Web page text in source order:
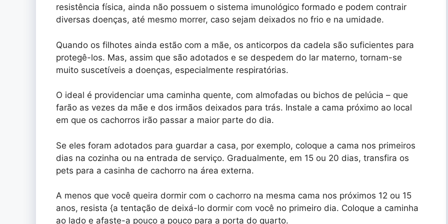
resistência física, ainda não possuem o sistema imunológico formado e podem contrair
diversas doenças, até mesmo morrer, caso sejam deixados no frio e na umidade.
Quando os filhotes ainda estão com a mãe, os anticorpos da cadela são suficientes para
protegê-los. Mas, assim que são adotados e se despedem do lar materno, tornam-se
muito suscetíveis a doenças, especialmente respiratórias.
O ideal é providenciar uma caminha quente, com almofadas ou bichos de pelúcia – que
farão as vezes da mãe e dos irmãos deixados para trás. Instale a cama próximo ao local
em que os cachorros irão passar a maior parte do dia.
Se eles foram adotados para guardar a casa, por exemplo, coloque a cama nos primeiros
dias na cozinha ou na entrada de serviço. Gradualmente, em 15 ou 20 dias, transfira os
pets para a casinha de cachorro na área externa.
A menos que você queira dormir com o cachorro na mesma cama nos próximos 12 ou 15
anos, resista {a tentação de deixá-lo dormir com você no primeiro dia. Coloque a caminha
ao lado e afaste-a pouco a pouco para a porta do quarto.